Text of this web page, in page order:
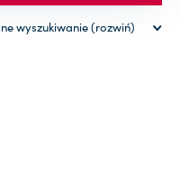
wyszukiwanie (rozwiń)